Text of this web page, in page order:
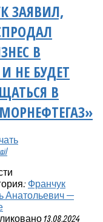
ЗАЯВИЛ,
В
НЕ БУДЕТ
В
Франчук
Анатольевич —
13.08.2024